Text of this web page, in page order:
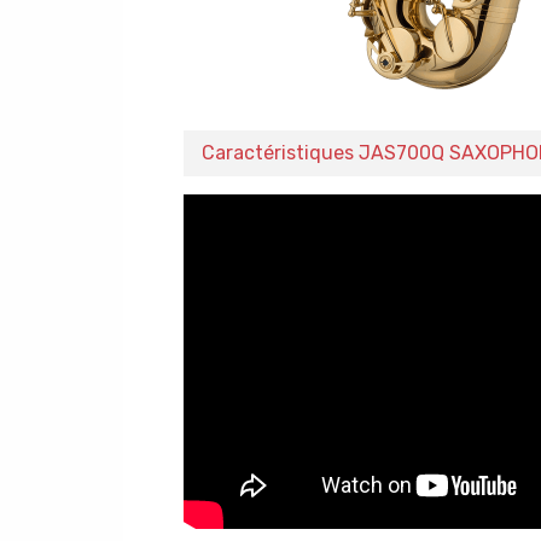
Caractéristiques JAS700Q